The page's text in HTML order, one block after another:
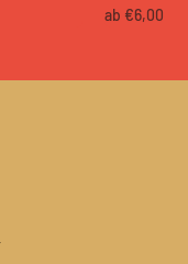
Angebot
ab €6,00